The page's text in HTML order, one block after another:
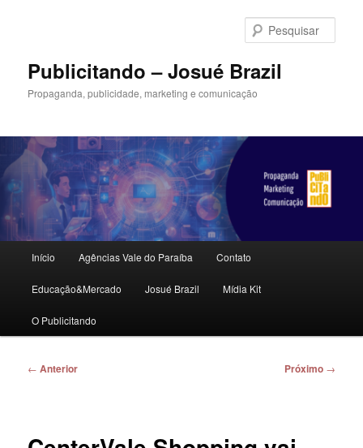
principalPublicitando – Josué Brazil
Propaganda, publicidade, marketing e comunicação
principal
Início Agências Vale do Paraíba Contato
Educação&Mercado Josué Brazil Mídia Kit
O Publicitando
Navegação
← Anterior Próximo →